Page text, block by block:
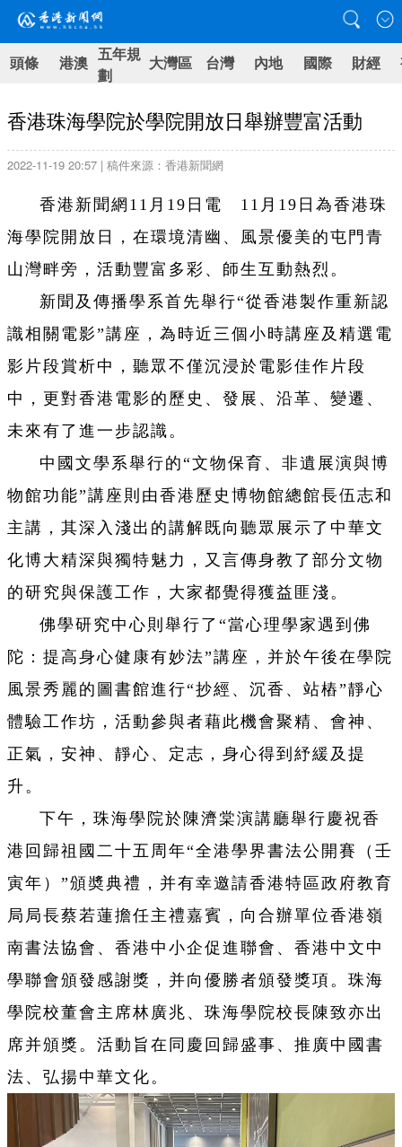
頭條 港澳 五年規
劃
大灣區 台灣 內地 國際 財經
香港珠海學院於學院開放日舉辦豐富活動
2022-11-19 20:57 | 稿件來源：香港新聞網
香港新聞網11月19日電 11月19日為香港珠
海學院開放日，在環境清幽、風景優美的屯門青
山灣畔旁，活動豐富多彩、師生互動熱烈。
新聞及傳播學系首先舉行“從香港製作重新認
識相關電影”講座，為時近三個小時講座及精選電
影片段賞析中，聽眾不僅沉浸於電影佳作片段
中，更對香港電影的歷史、發展、沿革、變遷、
未來有了進一步認識。
中國文學系舉行的“文物保育、非遺展演與博
物館功能”講座則由香港歷史博物館總館長伍志和
主講，其深入淺出的講解既向聽眾展示了中華文
化博大精深與獨特魅力，又言傳身教了部分文物
的研究與保護工作，大家都覺得獲益匪淺。
佛學研究中心則舉行了“當心理學家遇到佛
陀：提高身心健康有妙法”講座，并於午後在學院
風景秀麗的圖書館進行“抄經、沉香、站樁”靜心
體驗工作坊，活動參與者藉此機會聚精、會神、
正氣，安神、靜心、定志，身心得到紓緩及提
升。
下午，珠海學院於陳濟棠演講廳舉行慶祝香
港回歸祖國二十五周年“全港學界書法公開賽（壬
寅年）”頒奬典禮，并有幸邀請香港特區政府教育
局局長蔡若蓮擔任主禮嘉賓，向合辦單位香港嶺
南書法協會、香港中小企促進聯會、香港中文中
學聯會頒發感謝獎，并向優勝者頒發獎項。珠海
學院校董會主席林廣兆、珠海學院校長 陳致亦出
席并頒獎。活動旨在同慶回歸盛事、推廣中國書
法、弘揚中華文化。